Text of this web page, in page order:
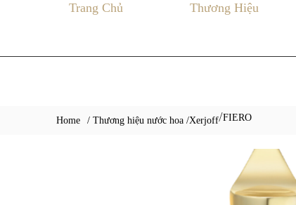
Trang Chủ Thương Hiệu
Home / Thương hiệu nước hoa /Xerjoff/FIERO